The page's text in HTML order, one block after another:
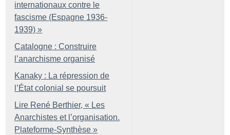
internationaux contre le
fascisme (Espagne 1936-
1939) »
Catalogne : Construire
l’anarchisme organisé
Kanaky : La répression de
l’État colonial se poursuit
Lire René Berthier, « Les
Anarchistes et l’organisation.
Plateforme-Synthèse »